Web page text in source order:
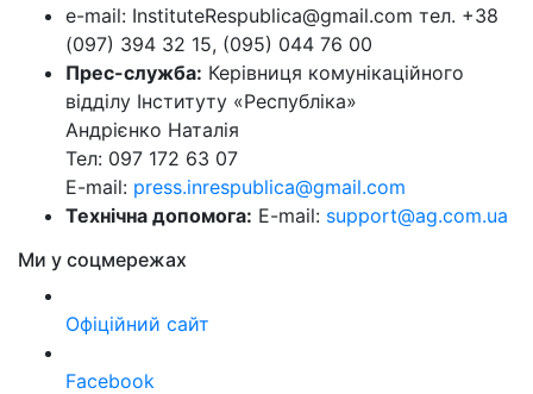
e-mail: InstituteRespublica@gmail.com тел. +38
(097) 394 32 15, (095) 044 76 00
Прес-служба: Керівниця комунікаційного
відділу Інституту «Республіка»
Андрієнко Наталія
Тел: 097 172 63 07
E-mail: press.inrespublica@gmail.com
Технічна допомога: E-mail: support@ag.com.ua
Ми у соцмережах
Офіційний сайт
Facebook